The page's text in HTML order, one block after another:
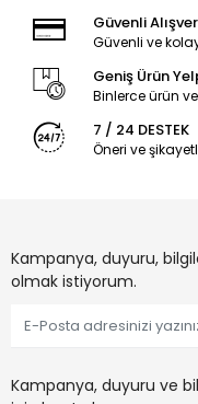
Güvenli
Güvenli ve
Geniş Ürün
Binlerce ürün
7 / 24 DESTEK
Öneri ve
Kampanya, duyuru,
olmak istiyorum.
Kampanya, duyuru ve